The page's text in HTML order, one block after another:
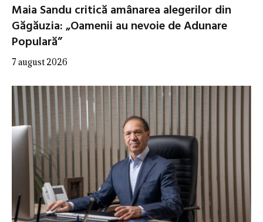
Maia Sandu critică amânarea alegerilor din
Găgăuzia: „Oamenii au nevoie de Adunare
Populară”
7 august 2026